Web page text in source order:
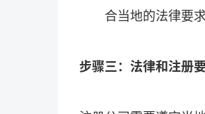
合当地的法律要
步骤三：法律和注册